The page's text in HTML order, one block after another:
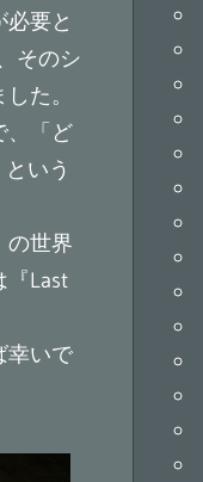
要と
そのシ
た。
、「ど
いう
の世界
『Last
幸いで